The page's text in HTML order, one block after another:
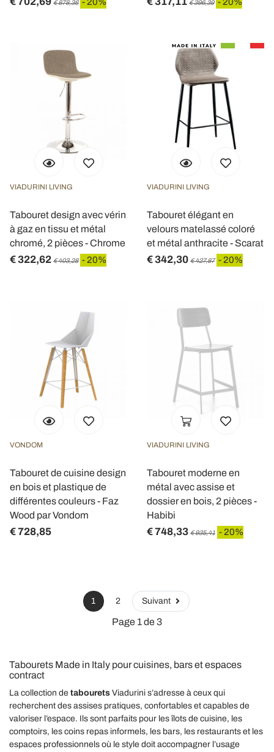
€ 878,36 € 396,39
VIADURINI LIVING
Tabouret design avec vérin
à gaz en tissu et métal
chromé, 2 pièces - Chrome
€ 322,62 € 403,28 - 20%
VIADURINI LIVING
Tabouret élégant en
velours matelassé coloré
et métal anthracite - Scarat
€ 342,30 € 427,87 - 20%
VONDOM
Tabouret de cuisine design
en bois et plastique de
différentes couleurs - Faz
Wood par Vondom
€ 728,85
VIADURINI LIVING
Tabouret moderne en
métal avec assise et
dossier en bois, 2 pièces -
Habibi
€ 748,33 € 935,41 - 20%
1 2 Suivant
Page 1 de 3
Tabourets Made in Italy pour cuisines, bars et espaces
contract
La collection de tabourets Viadurini s’adresse à ceux qui
recherchent des assises pratiques, confortables et capables de
valoriser l’espace. Ils sont parfaits pour les îlots de cuisine, les
comptoirs, les coins repas informels, les bars, les restaurants et les
espaces professionnels où le style doit accompagner l’usage